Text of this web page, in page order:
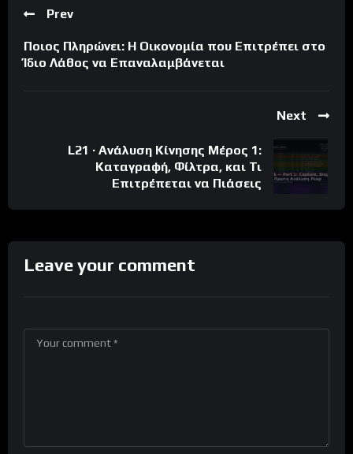
Prev
Ποιος Πληρώνει: Η Οικονομία που Επιτρέπει στο
Ίδιο Λάθος να Επαναλαμβάνεται
Next
L21 · Ανάλυση Κίνησης Μέρος 1:
Καταγραφή, Φίλτρα, και Τι
Επιτρέπεται να Πιάσεις
Leave your comment